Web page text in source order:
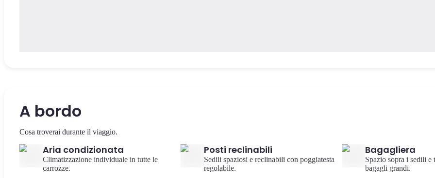
A bordo
Cosa troverai durante il viaggio.
Aria condizionata
Climatizzazione individuale in tutte le
carrozze.
Posti reclinabili
Sedili spaziosi e reclinabili con poggiatesta
regolabile.
Bagagliera
Spazio sopra i sedili e
bagagli grandi.